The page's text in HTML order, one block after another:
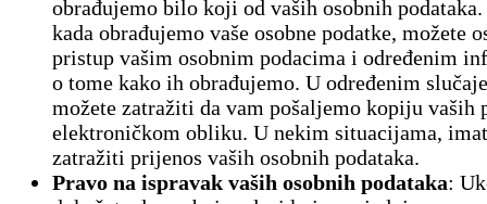
obrađujemo ​​bilo koji od vaših osobnih
kada obrađujemo vaše osobne podatke, možete
pristup vašim osobnim podacima i određenim
o tome kako ih obrađujemo. U određenim
možete zatražiti da vam pošaljemo kopiju vaših
elektroničkom obliku. U nekim situacijama,
zatražiti prijenos vaših osobnih podataka.
Pravo na ispravak vaših osobnih podataka: